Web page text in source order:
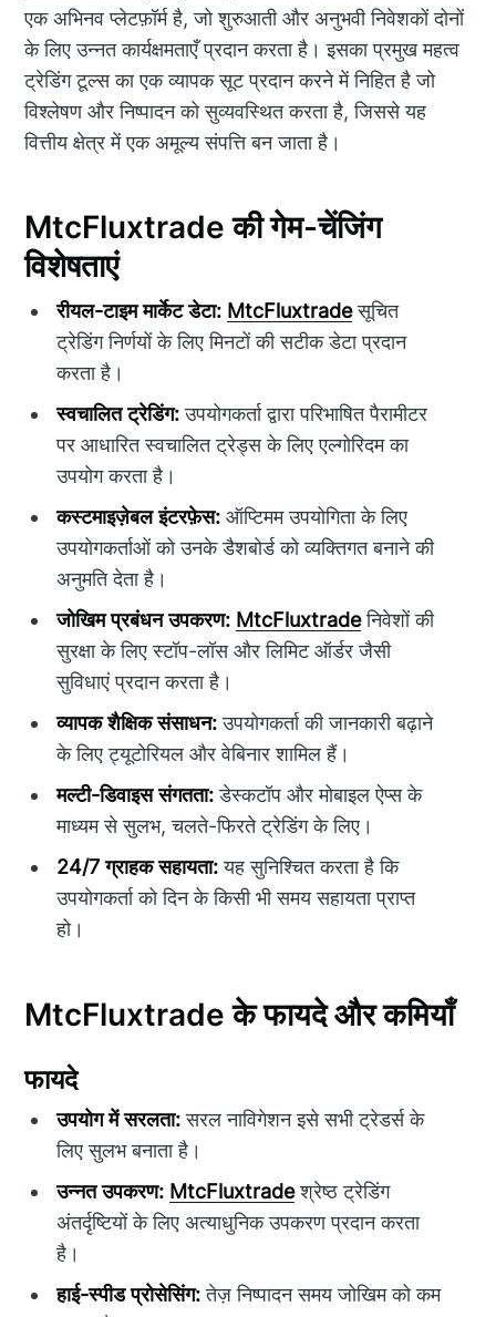
एक अभिनव प्लेटफ़ॉर्म है, जो शुरुआती और अनुभवी निवेशकों दोनों
के लिए उन्नत कार्यक्षमताएँ प्रदान करता है। इसका प्रमुख महत्व
ट्रेडिंग टूल्स का एक व्यापक सूट प्रदान करने में निहित है जो
विश्लेषण और निष्पादन को सुव्यवस्थित करता है, जिससे यह
वित्तीय क्षेत्र में एक अमूल्य संपत्ति बन जाता है।
MtcFluxtrade की गेम-चेंजिंग
विशेषताएं
रीयल-टाइम मार्केट डेटा: MtcFluxtradeसूचित
ट्रेडिंग निर्णयों के लिए मिनटों की सटीक डेटा प्रदान
करता है।
स्वचालित ट्रेडिंग:उपयोगकर्ता द्वारा परिभाषित पैरामीटर
पर आधारित स्वचालित ट्रेड्स के लिए एल्गोरिदम का
उपयोग करता है।
कस्टमाइज़ेबल इंटरफ़ेस: ऑप्टिमम उपयोगिता के लिए
उपयोगकर्ताओं को उनके डैशबोर्ड को व्यक्तिगत बनाने की
अनुमति देता है।
जोखिम प्रबंधन उपकरण: MtcFluxtradeनिवेशों की
सुरक्षा के लिए स्टॉप-लॉस और लिमिट ऑर्डर जैसी
सुविधाएं प्रदान करता है।
व्यापक शैक्षिक संसाधन:उपयोगकर्ता की जानकारी बढ़ाने
के लिए ट्यूटोरियल और वेबिनार शामिल हैं।
मल्टी-डिवाइस संगतता:डेस्कटॉप और मोबाइल ऐप्स के
माध्यम से सुलभ, चलते-फिरते ट्रेडिंग के लिए।
24/7 ग्राहक सहायता:यह सुनिश्चित करता है कि
उपयोगकर्ता को दिन के किसी भी समय सहायता प्राप्त
हो।
MtcFluxtrade के फायदे और कमियाँ
फायदे
उपयोग में सरलता:सरल नाविगेशन इसे सभी ट्रेडर्स के
लिए सुलभ बनाता है।
उन्नत उपकरण: MtcFluxtradeश्रेष्ठ ट्रेडिंग
अंतर्दृष्टियों के लिए अत्याधुनिक उपकरण प्रदान करता
है।
हाई-स्पीड प्रोसेसिंग:तेज़ निष्पादन समय जोखिम को कम